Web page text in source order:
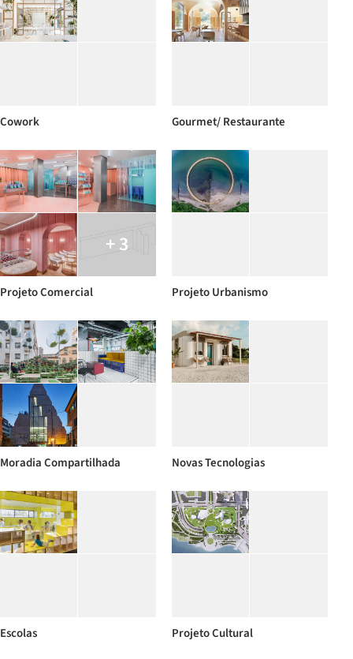
Cowork Gourmet/ Restaurante
+ 3
Projeto Comercial Projeto Urbanismo
Moradia Compartilhada Novas Tecnologias
Escolas Projeto Cultural